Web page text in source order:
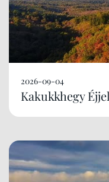
2026-09-04
Kakukkhegy